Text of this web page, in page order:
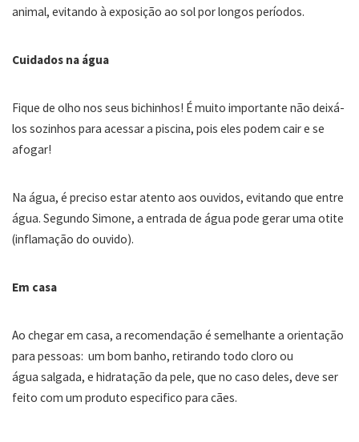
animal, evitando à exposição ao solpor longos períodos.
Cuidados na água
Fique de olho nos seus bichinhos! É muito importante não deixá-
los sozinhos para acessar a piscina, pois eles podem cair e se
afogar!
Na água, é preciso estar atento aos ouvidos, evitando que entre
água. Segundo Simone, a entrada de água pode gerar uma otite
(inflamação do ouvido).
Em casa
Ao chegarem casa, a recomendação é semelhante a orientação
para pessoas: um bom banho, retirando todo cloro ou
água salgada, e hidratação da pele, que no caso deles, deve ser
feito com um produto especifico para cães.